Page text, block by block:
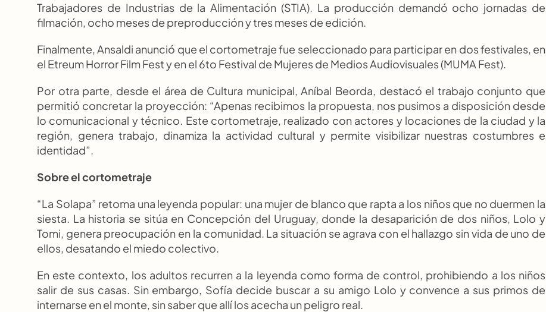
Trabajadores de Industrias de la Alimentación (STIA). La producción demandó ocho jornadas de
filmación, ocho meses de preproducción y tres meses de edición.
Finalmente, Ansaldi anunció que el cortometraje fue seleccionado para participar en dos festivales, en
el Etreum Horror Film Fest y en el 6to Festival de Mujeres de Medios Audiovisuales (MUMA Fest).
Por otra parte, desde el área de Cultura municipal, Aníbal Beorda, destacó el trabajo conjunto que
permitió concretar la proyección: “Apenas recibimos la propuesta, nos pusimos a disposición desde
lo comunicacional y técnico. Este cortometraje, realizado con actores y locaciones de la ciudad y la
región, genera trabajo, dinamiza la actividad cultural y permite visibilizar nuestras costumbres e
identidad”.
Sobre el cortometraje
“La Solapa” retoma una leyenda popular: una mujer de blanco que rapta a los niños que no duermen la
siesta. La historia se sitúa en Concepción del Uruguay, donde la desaparición de dos niños, Lolo y
Tomi, genera preocupación en la comunidad. La situación se agrava con el hallazgo sin vida de uno de
ellos, desatando el miedo colectivo.
En este contexto, los adultos recurren a la leyenda como forma de control, prohibiendo a los niños
salir de sus casas. Sin embargo, Sofía decide buscar a su amigo Lolo y convence a sus primos de
internarse en el monte, sin saber que allí los acecha un peligro real.